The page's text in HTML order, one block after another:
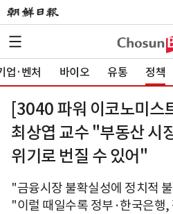
업·벤처 바이오 유통 정책
[3040 파워 이코노미
최상엽 교수 "부동산 시
위기로 번질 수 있어"
"금융시장 불확실성에 정치적
"이럴 때일수록 정부·한국은행